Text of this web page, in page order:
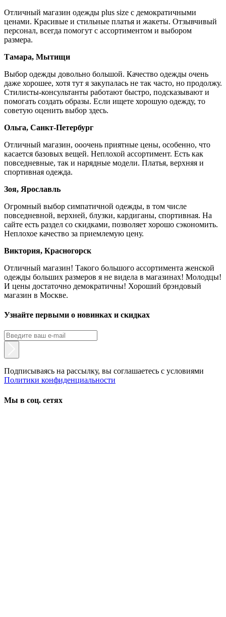
Отличный магазин одежды plus size с демократичными
ценами. Красивые и стильные платья и жакеты. Отзывчивый
персонал, всегда помогут с ассортиментом и выбором
размера.
Тамара, Мытищи
Выбор одежды довольно большой. Качество одежды очень
даже хорошее, хотя тут я закупалась не так часто, но продолжу.
Стилисты-консультанты работают быстро, подсказывают и
помогать создать образы. Если ищете хорошую одежду, то
советую оценить выбор здесь.
Ольга, Санкт-Петербург
Отличный магазин, ооочень приятные цены, особенно, что
касается базовых вещей. Неплохой ассортимент. Есть как
повседневные, так и нарядные модели. Платья, верхняя и
спортивная одежда.
Зоя, Ярославль
Огромный выбор симпатичной одежды, в том числе
повседневной, верхней, блузки, кардиганы, спортивная. На
сайте есть раздел со скидками, позволяет хорошо сэкономить.
Неплохое качество за приемлемую цену.
Виктория, Красногорск
Отличный магазин! Такого большого ассортимента женской
одежды больших размеров я не видела в магазинах! Молодцы!
И цены достаточно демократичны! Хороший брэндовый
магазин в Москве.
Узнайте первыми о новинках и скидках
Подписываясь на рассылку, вы соглашаетесь с условиями
Политики конфиденциальности
Мы в соц. сетях